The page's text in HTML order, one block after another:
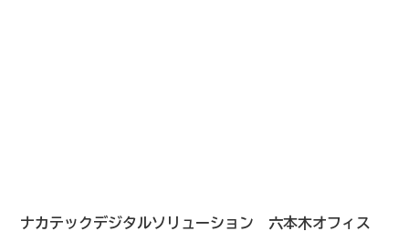
ナカテックデジタルソリューション 六本木オフィス